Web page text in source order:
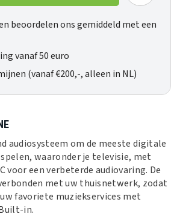
beoordelen ons gemiddeld met een
vanaf 50 euro
(vanaf €200,-, alleen in NL)
audiosysteem om de meeste digitale
waaronder je televisie, met
voor een verbeterde audiovaring. De
met uw thuisnetwerk, zodat
favoriete muziekservices met
in.